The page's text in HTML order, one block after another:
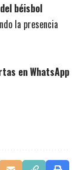
béisbol
la presencia
en WhatsApp